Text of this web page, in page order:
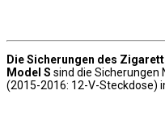
Die Sicherungen des
Model S sind die Sicherungen
(2015-2016: 12-V-Steckdose)